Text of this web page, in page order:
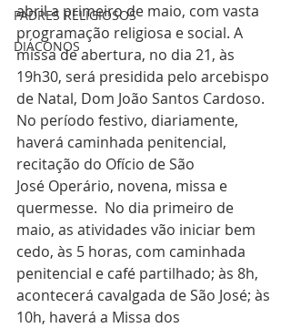
PADRES RELIGIOSOS
DIÁCONOS
abril a primeiro de maio, com vasta
programação religiosa e social. A
missa de abertura, no dia 21, às
19h30, será presidida pelo arcebispo
de Natal, Dom João Santos Cardoso.
No período festivo, diariamente,
haverá caminhada penitencial,
recitação do Ofício de São
José Operário, novena, missa e
quermesse.  No dia primeiro de
maio, as atividades vão iniciar bem
cedo, às 5 horas, com caminhada
penitencial e café partilhado; às 8h,
acontecerá cavalgada de São José; às
10h, haverá a Missa dos